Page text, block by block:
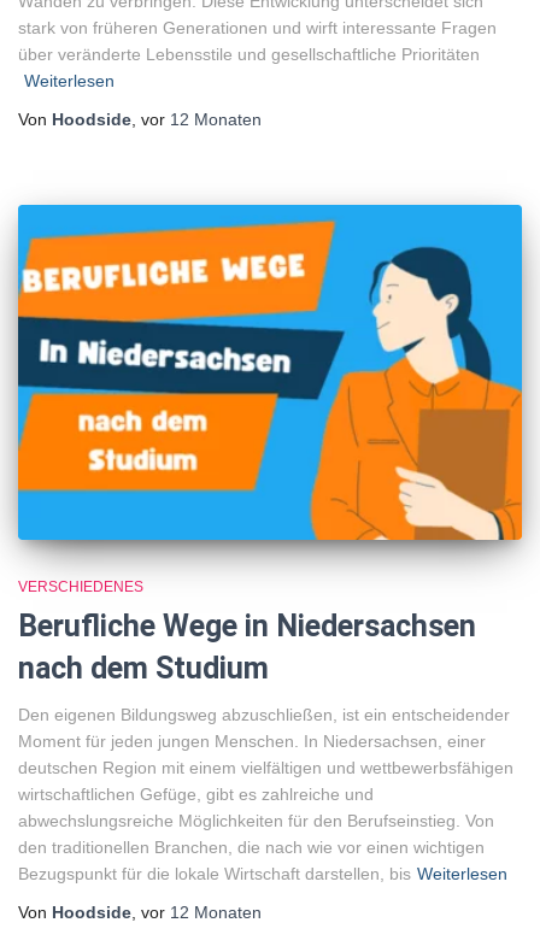
stark von früheren Generationen und wirft interessante Fragen
über veränderte Lebensstile und gesellschaftliche Prioritäten
Weiterlesen
Von Hoodside , vor 12 Monaten
VERSCHIEDENES
Berufliche Wege in Niedersachsen
nach dem Studium
Den eigenen Bildungsweg abzuschließen, ist ein entscheidender
Moment für jeden jungen Menschen. In Niedersachsen, einer
deutschen Region mit einem vielfältigen und wettbewerbsfähigen
wirtschaftlichen Gefüge, gibt es zahlreiche und
abwechslungsreiche Möglichkeiten für den Berufseinstieg. Von
den traditionellen Branchen, die nach wie vor einen wichtigen
Bezugspunkt für die lokale Wirtschaft darstellen, bis Weiterlesen
Von Hoodside, vor 12 Monaten